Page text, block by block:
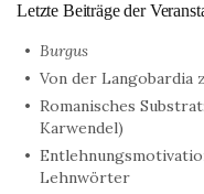
Letzte Beiträge der
Burgus
Von der Langobardia
Romanisches
Karwendel)
Lehnwörter